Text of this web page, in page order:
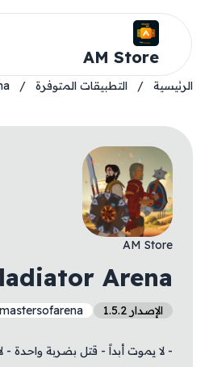
AM Store
الرئيسية / التطبيقات المتوفرة /
AM Store
Arena
الإصدار 1.5.2
- لا يموت أبداً - قتل بضربة واحدة -